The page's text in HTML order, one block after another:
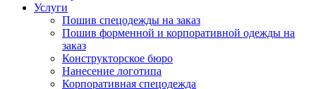
Услуги
Пошив спецодежды на заказ
Пошив форменной и корпоративной одежды на
заказ
Конструкторское бюро
Нанесение логотипа
Корпоративная спецодежда